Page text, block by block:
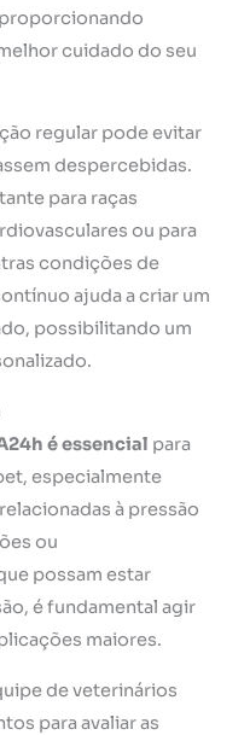
cuidado do seu
regular pode evitar
despercebidas.
para raças
ou para
condições de
ajuda a criar um
possibilitando um
é essencial para
especialmente
à pressão
ou
possam estar
é fundamental agir
maiores.
de veterinários
para avaliar as